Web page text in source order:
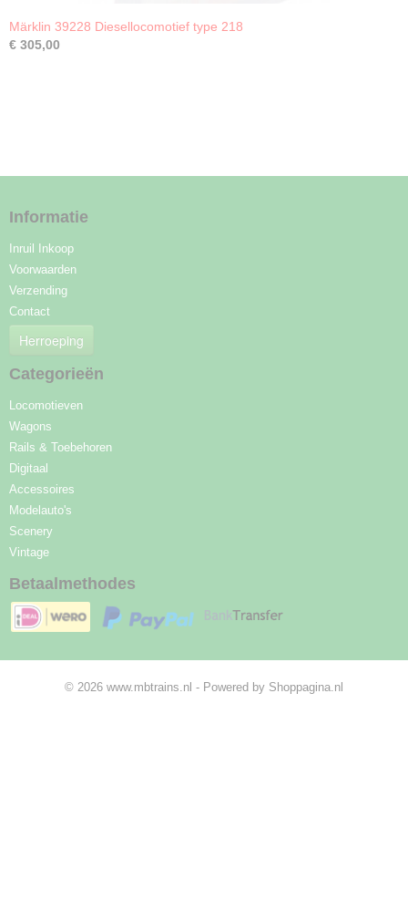
Märklin 39228 Diesellocomotief type 218
€ 305,00
Informatie
Inruil Inkoop
Voorwaarden
Verzending
Contact
Herroeping
Categorieën
Locomotieven
Wagons
Rails & Toebehoren
Digitaal
Accessoires
Modelauto's
Scenery
Vintage
Betaalmethodes
© 2026 www.mbtrains.nl - Powered by Shoppagina.nl